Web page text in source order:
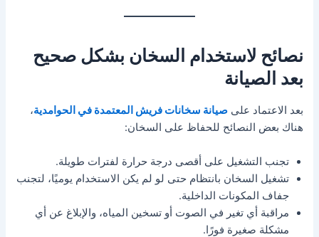
نصائح لاستخدام السخان بشكل صحيح
بعد الصيانة
بعد الاعتماد علىصيانة سخانات فريش المعتمدة في الحوامدية،
هناك بعض النصائح للحفاظ على السخان:
تجنب التشغيل على أقصى درجة حرارة لفترات طويلة.
تشغيل السخان بانتظام حتى لو لم يكن الاستخدام يوميًا، لتجنب
جفاف المكونات الداخلية.
مراقبة أي تغير في الصوت أو تسخين المياه، والإبلاغ عن أي
مشكلة صغيرة فورًا.